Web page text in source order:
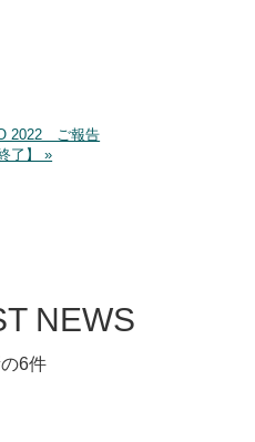
2022 ご報告
了】 »
NEWS
6件